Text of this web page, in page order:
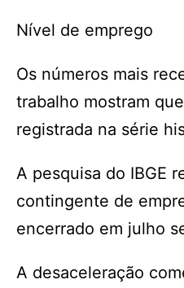
Nível de emprego
Os números mais
trabalho mostram
registrada na série
A pesquisa do IBGE
contingente de
encerrado em julho
A desaceleração